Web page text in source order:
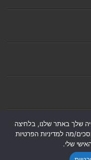
שלך באתר שלנו, בלחיצה
מה למדיניות הפרטיות
שלי.